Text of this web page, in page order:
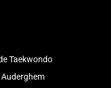
Taekwondo
Auderghem